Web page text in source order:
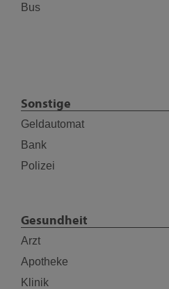
Bus
Sonstige
Geldautomat
Bank
Polizei
Gesundheit
Arzt
Apotheke
Klinik